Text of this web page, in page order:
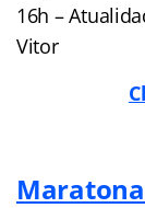
16h –
Vitor
Maratona